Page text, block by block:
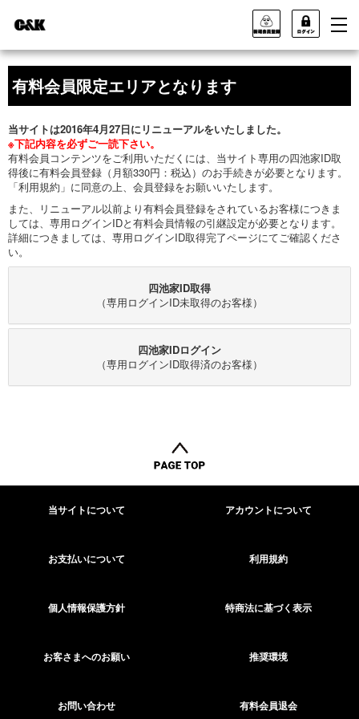
有料会員限定エリアとなります
当サイトは2016年4月27日にリニューアルをいたしました。
※下記内容を必ずご一読下さい。
有料会員コンテンツをご利用いただくには、当サイト専用の四池家ID取
得後に有料会員登録（月額330円：税込）のお手続きが必要となります。
「利用規約」に同意の上、会員登録をお願いいたします。
また、リニューアル以前より有料会員登録をされているお客様につきま
しては、専用ログインIDと有料会員情報の引継設定が必要となります。
詳細につきましては、専用ログインID取得完了ページにてご確認くださ
い。
四池家ID取得
（専用ログインID未取得のお客様）
四池家IDログイン
（専用ログインID取得済のお客様）
当サイトについて アカウントについて
お支払いについて 利用規約
個人情報保護方針 特商法に基づく表示
お客さまへのお願い 推奨環境
お問い合わせ 有料会員退会